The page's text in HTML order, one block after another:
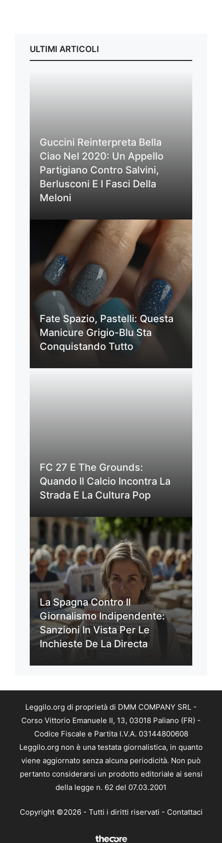
ULTIMI ARTICOLI
Guccini Reinterpreta Bella
Ciao Nel 2020: Un Appello
Partigiano Contro Salvini,
Berlusconi E I Fasci Della
Meloni
Fate Spazio, Pastelli: Questa
Manicure Grigio-Blu Sta
Conquistando Tutto
FC 27 E The Grounds:
Quando Il Calcio Incontra La
Strada E La Cultura Pop
La Spagna Contro Il
Giornalismo Indipendente:
Sanzioni In Vista Per Le
Inchieste De La Directa
Leggilo.org di proprietà di DMM COMPANY SRL -
Corso Vittorio Emanuele II, 13, 03018 Paliano (FR) -
Codice Fiscale e Partita I.V.A. 03144800608
Leggilo.org non è una testata giornalistica, in quanto
viene aggiornato senza alcuna periodicità. Non può
pertanto considerarsi un prodotto editoriale ai sensi
della legge n. 62 del 07.03.2001
Copyright ©2026 - Tutti i diritti riservati - Contattaci